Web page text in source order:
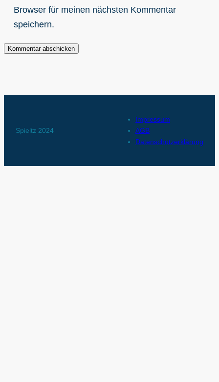
Browser für meinen nächsten Kommentar
speichern.
Spieltz 2024
Impressum
AGB
Datenschutzerklärung